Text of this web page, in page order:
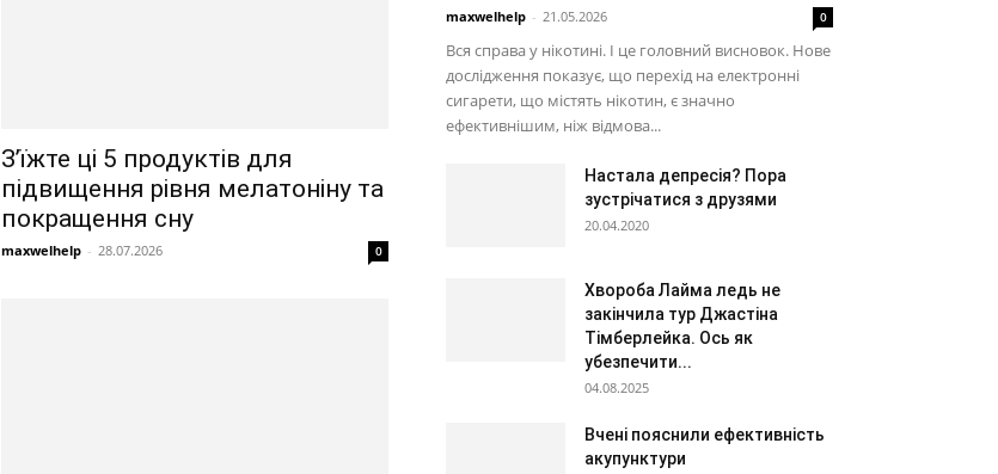
З’їжте ці 5 продуктів для
підвищення рівня мелатоніну та
покращення сну
maxwelhelp - 28.07.2026 0
maxwelhelp - 21.05.2026 0
Вся справа у нікотині. І це головний висновок. Нове
дослідження показує, що перехід на електронні
сигарети, що містять нікотин, є значно
ефективнішим, ніж відмова...
Настала депресія? Пора
зустрічатися з друзями
20.04.2020
Хвороба Лайма ледь не
закінчила тур Джастіна
Тімберлейка. Ось як
убезпечити...
04.08.2025
Вчені пояснили ефективність
акупунктури